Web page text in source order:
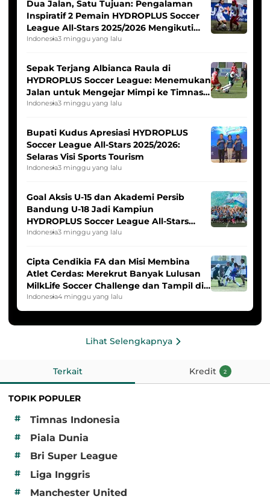
Dua Jalan, Satu Tujuan: Pengalaman
Inspiratif 2 Pemain HYDROPLUS Soccer
League All-Stars 2025/2026 Mengikuti
Seleksi Timnas Indonesia Putri
Indonesia3 minggu yang lalu
Sepak Terjang Albianca Raula di
HYDROPLUS Soccer League: Menemukan
Jalan untuk Mengejar Mimpi ke Timnas
Indonesia Putri
Indonesia3 minggu yang lalu
Bupati Kudus Apresiasi HYDROPLUS
Soccer League All-Stars 2025/2026:
Selaras Visi Sports Tourism
Indonesia3 minggu yang lalu
Goal Aksis U-15 dan Akademi Persib
Bandung U-18 Jadi Kampiun
HYDROPLUS Soccer League All-Stars
2025/2026
Indonesia3 minggu yang lalu
Cipta Cendikia FA dan Misi Membina
Atlet Cerdas: Merekrut Banyak Lulusan
MilkLife Soccer Challenge dan Tampil di
HYDROPLUS Soccer League
Indonesia4 minggu yang lalu
Lihat Selengkapnya
Terkait Kredit 2
TOPIK POPULER
#
Timnas Indonesia
# Piala Dunia
# Bri Super League
# Liga Inggris
# Manchester United